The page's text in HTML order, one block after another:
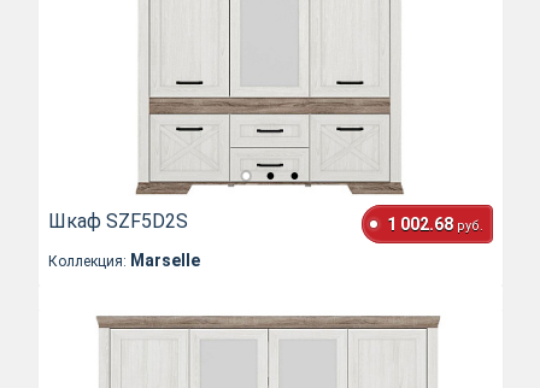
Шкаф SZF5D2S 1 002.68 руб.
Коллекция: Marselle